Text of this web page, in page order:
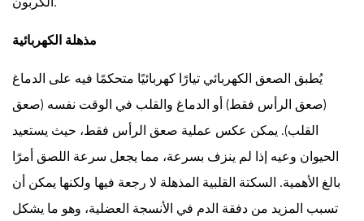
8
النظافة
والسلامة
الغذائية
في
مسالخ
الخنازير
الحديثة
مذهلة الكهربائية
يُطبق الصعق الكهربائي تيارًا كهربائيًا متحكمًا فيه على الدماغ
(صعق الرأس فقط) أو الدماغ والقلب في الوقت نفسه (صعق
القلب). يمكن عكس عملية صعق الرأس فقط، حيث يستعيد
الحيوان وعيه إذا لم ينزف بسرعة، مما يجعل سرعة اللصق أمرًا
بالغ الأهمية. السكتة القلبية المذهلة لا رجعة فيها ولكنها يمكن أن
تسبب المزيد من دفقة الدم في الأنسجة العضلية، وهو ما يشكل